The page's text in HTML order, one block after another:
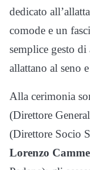
dedicato
comode e un
semplice gesto
allattano al seno
Alla cerimonia
(Direttore
(Direttore Socio
Lorenzo